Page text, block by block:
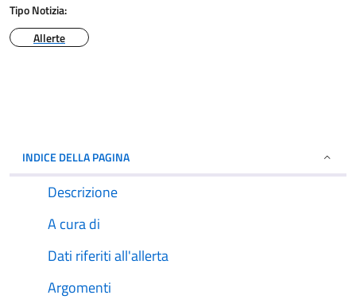
Tipo Notizia:
Allerte
INDICE DELLA PAGINA
Descrizione
A cura di
Dati riferiti all'allerta
Argomenti